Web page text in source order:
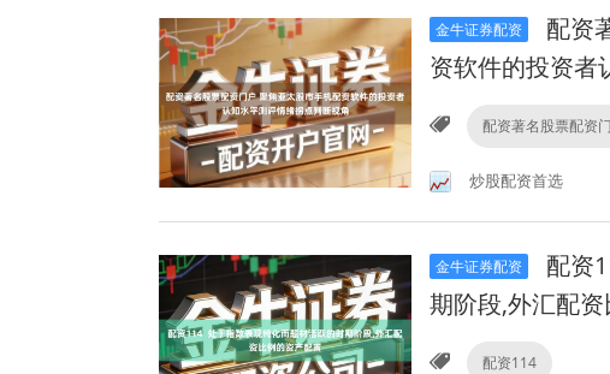
金牛证券配资
配资
资软件的投资者
配资著名股票配资
炒股配资首选
金牛证券配资
配资
期阶段,外汇配
配资114